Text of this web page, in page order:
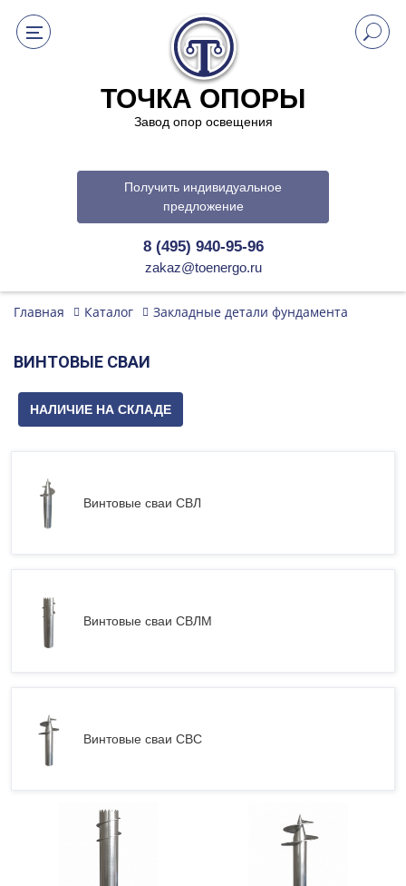
ТОЧКА ОПОРЫ
Завод опор освещения
Получить индивидуальное
предложение
8 (495) 940-95-96
zakaz@toenergo.ru
Главная Каталог Закладные детали фундамента
ВИНТОВЫЕ СВАИ
НАЛИЧИЕ НА СКЛАДЕ
Винтовые сваи СВЛ
Винтовые сваи СВЛМ
Винтовые сваи СВС